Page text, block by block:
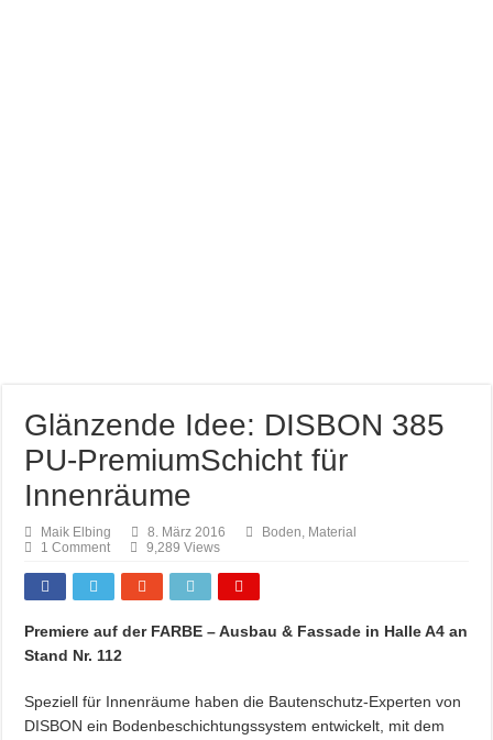
Glänzende Idee: DISBON 385
PU-PremiumSchicht für
Innenräume
Maik Elbing 8. März 2016 Boden, Material
1 Comment
9,289 Views
Premiere auf der FARBE – Ausbau & Fassade in Halle A4 an
Stand Nr. 112
Speziell für Innenräume haben die Bautenschutz-Experten von
DISBON ein Bodenbeschichtungssystem entwickelt, mit dem